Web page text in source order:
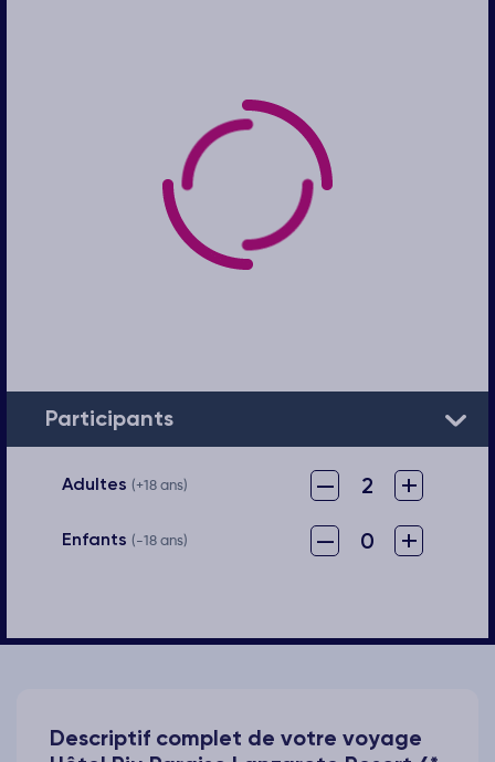
Participants
Adultes (+18 ans) – 2 +
Enfants (-18 ans) – 0 +
Descriptif complet de votre voyage